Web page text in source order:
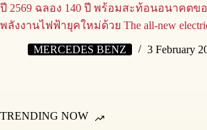
ปี 2569 ฉลอง 140 ปี พร้อมสะท้อนอนาคตข
พลังงานไฟฟ้ายุคใหม่ด้วย The all-new
MERCEDES BENZ 3 February
TRENDING NOW